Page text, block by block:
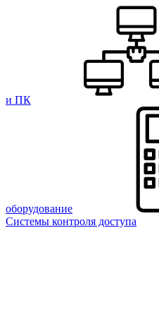
и ПК
оборудование
Системы контроля доступа